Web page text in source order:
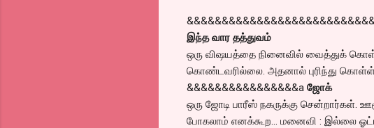
இந்த வார தத்துவம்
ஒரு விஷயத்தை நினைவில் வைத்துக்
கொண்டவரில்லை. அதனால் புரிந்து கொள்ள்
&&&&&&&&&&&&&&&&a ஜோக்
ஒரு ஜோடி பாரீஸ் நகருக்கு
போகலாம் எனக்கூற… மனைவி : இல்லை